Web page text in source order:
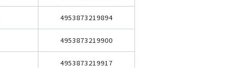
4953873219894
4953873219900
4953873219917